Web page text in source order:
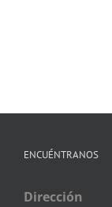
ENCUÉNTRANOS
Dirección